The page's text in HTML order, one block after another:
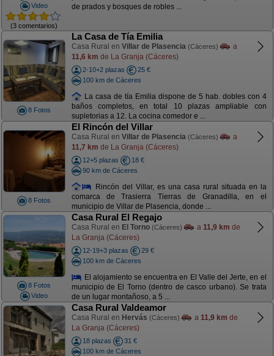
Video
(3 comentarios)
de prados y bosques de robles ...
8 Fotos
La Casa de Tía Emilia
Casa Rural en Villar de Plasencia (Cáceres)
a
11,6 km de La Granja (Cáceres)
2-10+2 plazas
25 €
100 km de Cáceres
La casa de tía Emilia dispone de 5 hab. dobles con 4
baños completos, en total 10 plazas ampliable con
supletorias a 12. La cocina comedor e ...
8 Fotos
El Rincón del Villar
Casa Rural en Villar de Plasencia (Cáceres)
a
11,7 km de La Granja (Cáceres)
12+5 plazas
18 €
90 km de Cáceres
Rincón del Villar, es una casa rural situada en la
comarca de Trasierra Tierras de Granadilla, en el
municipio de Villar de Plasencia, donde ...
8 Fotos
Video
Casa Rural El Regajo
Casa Rural en El Torno (Cáceres) a 11,9 km de
La Granja (Cáceres)
12-19+3 plazas
29 €
100 km de Cáceres
El alojamiento se encuentra en El Valle del Jerte, en el
municipio de El Torno (dentro de casco urbano). Se trata
de un lugar montañoso, a 5 ...
Casa Rural Valdeamor
Casa Rural en Hervás (Cáceres) a 11,9 km de
La Granja (Cáceres)
18 plazas
31 €
100 km de Cáceres